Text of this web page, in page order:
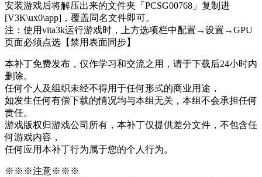
安装游戏后将解压出来的文件夹「PCSG00768」复制进
[V3K\ux0\app]，覆盖同名文件即可。
注：使用vita3k运行游戏时，上方选项栏中配置→设置→GPU
页面必须点选【禁用表面同步】
本补丁免费发布，仅作学习和交流之用，请于下载后24小时内
删除。
任何个人及组织未经不得用于任何形式的商业用途，
如发生任何有偿下载的情况均与本组无关，本组不会承担任何
责任。
游戏版权归游戏公司所有，本补丁仅提供差分文件，不包含任
何游戏内容，
任何应用本补丁行为属于您的个人行为。
※※※注意※※※